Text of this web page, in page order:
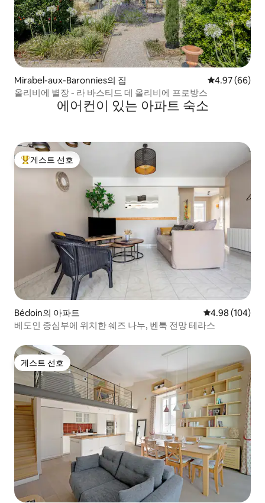
Mirabel-aux-Baronnies의 집 평점 4.97점(5
4.97 (66)
올리비에 별장 - 라 바스티드 데 올리비에 프로방스
에어컨이 있는 아파트 숙소
상위 게스트 선호
게스트 선호
Bédoin의 아파트 평점 4.98점(5
4.98 (104)
베도인 중심부에 위치한 쉐즈 나누, 벤툭 전망 테라스
게스트 선호
게스트 선호